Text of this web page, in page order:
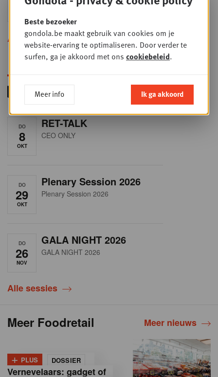
Alle opleidingen
DO
8
OKT
RET-TALK
CEO ONLY
DO
29
OKT
Plenary Session 2026
Plenary Session 2026
DO
26
NOV
GALA NIGHT 2026
GALA NIGHT 2026
Alle sessies
Meer Foodretail Meer nieuws
+ PLUS DOSSIER
Vernevelaars: gadget of
Beste bezoeker
gondola.be maakt gebruik van cookies om je
website-ervaring te optimaliseren. Door verder te
surfen, ga je akkoord met ons cookiebeleid.
Meer info Ik ga akkoord